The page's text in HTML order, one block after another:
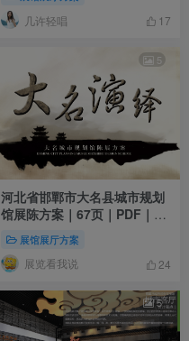
几许轻唱 17
5
河北省邯鄲市大名县城市规划
馆展陈方案｜67页｜PDF｜
展馆展厅方案
展览看我说 24
5